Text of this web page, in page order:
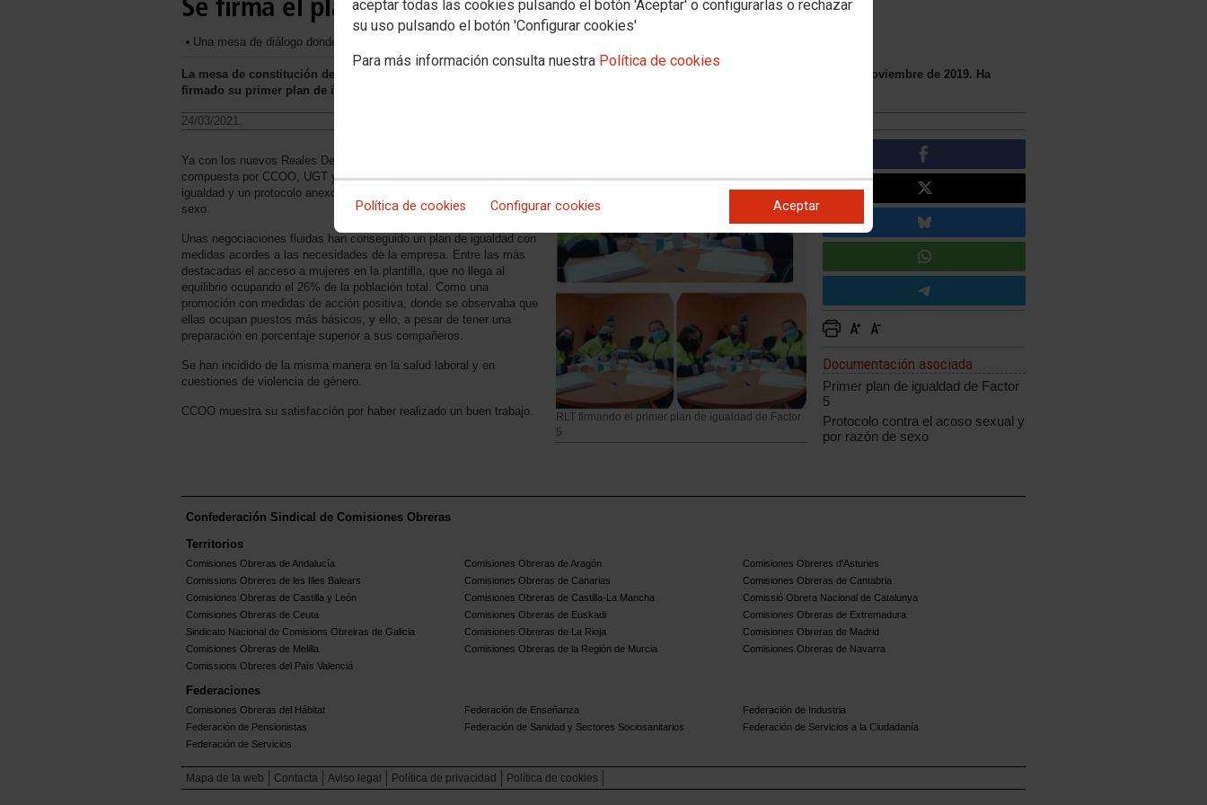
aceptar todas las cookies pulsando el botón 'Aceptar' o configurarlas o rechazar
su uso pulsando el botón 'Configurar cookies'
Para más información consulta nuestra Política de cookies
Política de cookies Configurar cookies Aceptar
Se firma el plan de igualdad de Factor 5
Una mesa de diálogo donde todos los miembros participativamente han logrado un buen acuerdo.
La mesa de constitución de la empresa Factor 5, empresa logística nacional con sede en Guadalajara, se produjo el 28 de noviembre de 2019. Ha
firmado su primer plan de igualdad en marzo de 2021.
24/03/2021.
RLT firmando el primer plan de igualdad de Factor
5
Ya con los nuevos Reales Decretos, 901 y 902, publicados la RLT
compuesta por CCOO, UGT y CGT, ha firmado el primer plan de
igualdad y un protocolo anexo contra el acoso sexual y por razón de
sexo.
Unas negociaciones fluidas han conseguido un plan de igualdad con
medidas acordes a las necesidades de la empresa. Entre las más
destacadas el acceso a mujeres en la plantilla, que no llega al
equilibrio ocupando el 26% de la población total. Como una
promoción con medidas de acción positiva, donde se observaba que
ellas ocupan puestos más básicos, y ello, a pesar de tener una
preparación en porcentaje superior a sus compañeros.
Se han incidido de la misma manera en la salud laboral y en
cuestiones de violencia de género.
CCOO muestra su satisfacción por haber realizado un buen trabajo.
Documentación asociada
Primer plan de igualdad de Factor
5
Protocolo contra el acoso sexual y
por razón de sexo
Confederación Sindical de Comisiones Obreras
Territorios
Comisiones Obreras de Andalucía Comisiones Obreras de Aragón
Comisiones Obreres d'Asturies
Comissions Obreres de les Illes Balears
Comisiones Obreras de Canarias
Comisiones Obreras de Cantabria
Comisiones Obreras de Castilla y León
Comisiones Obreras de Castilla-La Mancha
Comissió Obrera Nacional de Catalunya
Comisiones Obreras de Ceuta
Comisiones Obreras de Euskadi
Comisiones Obreras de Extremadura
Sindicato Nacional de Comisions Obreiras de Galicia
Comisiones Obreras de La Rioja
Comisiones Obreras de Madrid
Comisiones Obreras de Melilla
Comisiones Obreras de la Región de Murcia
Comisiones Obreras de Navarra
Comissions Obreres del Paìs Valenciá
Federaciones
Comisiones Obreras del Hábitat Federación de Enseñanza
Federación de Industria
Federación de Pensionistas
Federación de Sanidad y Sectores Sociosanitarios
Federación de Servicios a la Ciudadanía
Federación de Servicios
Mapa de la web Contacta Aviso legal Política de privacidad Política de cookies